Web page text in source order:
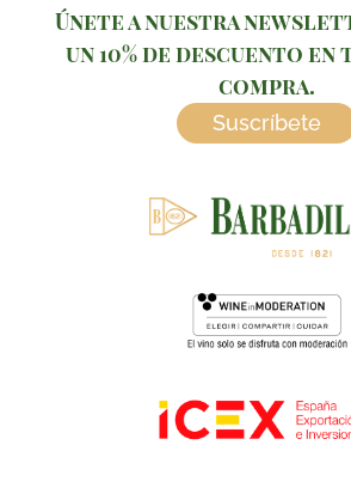
Únete a nuestra
un 10% de descuento
compra.
Suscríbete